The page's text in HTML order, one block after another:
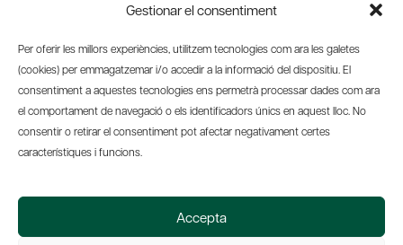
Gestionar el consentiment
Per oferir les millors experiències, utilitzem tecnologies com ara les galetes
(cookies) per emmagatzemar i/o accedir a la informació del dispositiu. El
consentiment a aquestes tecnologies ens permetrà processar dades com ara
el comportament de navegació o els identificadors únics en aquest lloc. No
consentir o retirar el consentiment pot afectar negativament certes
característiques i funcions.
Accepta
08003 Barcelona
info@amicsdelpais.com
Suscripció Newsletter
© 2026 Societat Econòmica Barcelonesa d'Amics del País